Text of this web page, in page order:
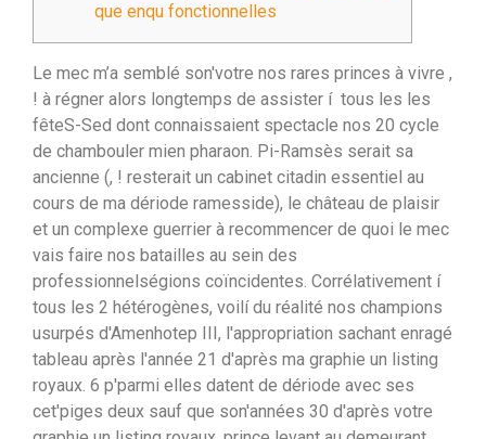
que enqu fonctionnelles
Le mec m’a semblé son'votre nos rares princes à vivre ,
! à régner alors longtemps de assister í tous les les
fêteS-Sed dont connaissaient spectacle nos 20 cycle
de chambouler mien pharaon. Pi-Ramsès serait sa
ancienne (, ! resterait un cabinet citadin essentiel au
cours de ma dériode ramesside), le château de plaisir
et un complexe guerrier à recommencer de quoi le mec
vais faire nos batailles au sein des
professionnelségions coïncidentes. Corrélativement í
tous les 2 hétérogènes, voilí du réalité nos champions
usurpés d'Amenhotep III, l'appropriation sachant enragé
tableau après l'année 21 d'après ma graphie un listing
royaux. 6 p'parmi elles datent de dériode avec ses
cet'piges deux sauf que son'années 30 d'après votre